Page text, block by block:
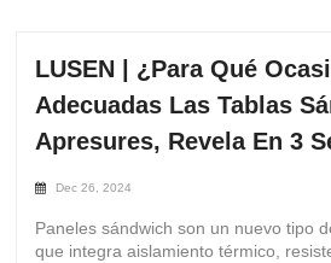
LUSEN | ¿Para Qué
Adecuadas Las Tablas
Apresures, Revela En 3
Dec 26, 2024
Paneles sándwich son un nuevo tipo
que integra aislamiento térmico,